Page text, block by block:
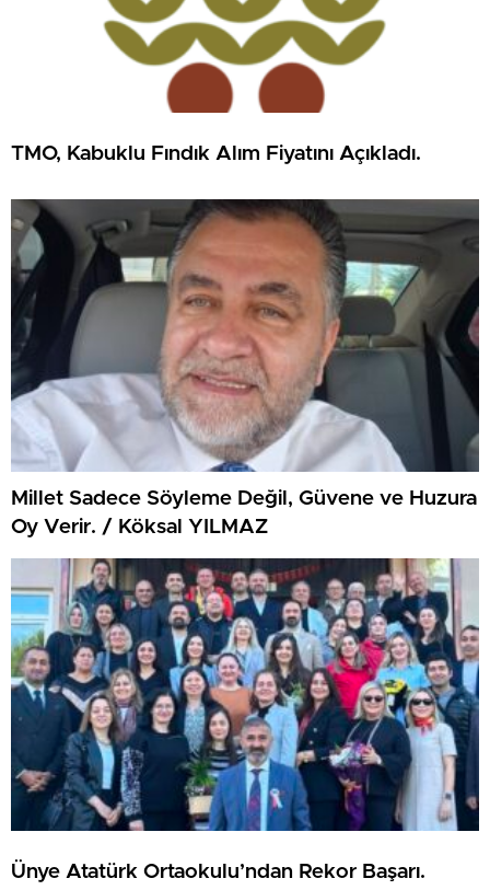
TMO, Kabuklu Fındık Alım Fiyatını Açıkladı.
Millet Sadece Söyleme Değil, Güvene ve Huzura
Oy Verir. / Köksal YILMAZ
Ünye Atatürk Ortaokulu’ndan Rekor Başarı.